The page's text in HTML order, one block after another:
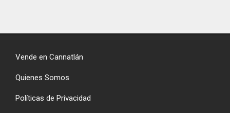
Vende en Cannatlán
Quienes Somos
Políticas de Privacidad